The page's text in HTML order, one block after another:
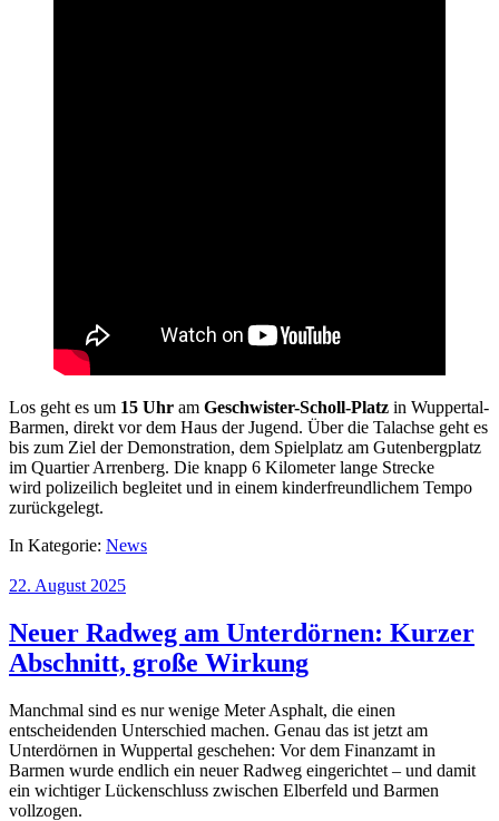
Los geht es um 15 Uhr am Geschwister-Scholl-Platz in Wuppertal-
Barmen, direkt vor dem Haus der Jugend. Über die Talachse geht es
bis zum Ziel der Demonstration, dem Spielplatz am Gutenbergplatz
im Quartier Arrenberg. Die knapp 6 Kilometer lange Strecke
wird polizeilich begleitet und in einem kinderfreundlichem Tempo
zurückgelegt.
In Kategorie: News
22. August 2025
Neuer Radweg am Unterdörnen: Kurzer
Abschnitt, große Wirkung
Manchmal sind es nur wenige Meter Asphalt, die einen
entscheidenden Unterschied machen. Genau das ist jetzt am
Unterdörnen in Wuppertal geschehen: Vor dem Finanzamt in
Barmen wurde endlich ein neuer Radweg eingerichtet – und damit
ein wichtiger Lückenschluss zwischen Elberfeld und Barmen
vollzogen.